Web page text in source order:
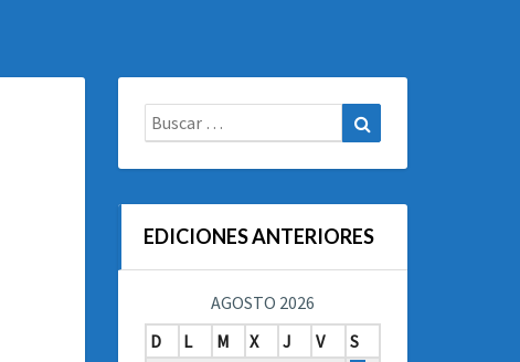
Buscar:
EDICIONES ANTERIORES
AGOSTO 2026
D
L M X J V
S